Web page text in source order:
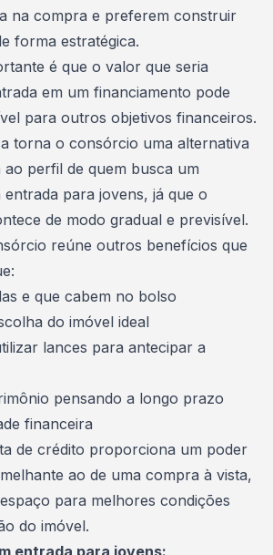
na compra e preferem construir
forma estratégica.
é que o valor que seria
em um financiamento pode
para outros objetivos financeiros.
torna o consórcio uma alternativa
ao perfil de quem busca um
para jovens, já que o
de modo gradual e previsível.
reúne outros benefícios que
e que cabem no bolso
do imóvel ideal
lances para antecipar a
pensando a longo prazo
financeira
de crédito proporciona um poder
ao de uma compra à vista,
para melhores condições
do imóvel.
entrada para jovens: